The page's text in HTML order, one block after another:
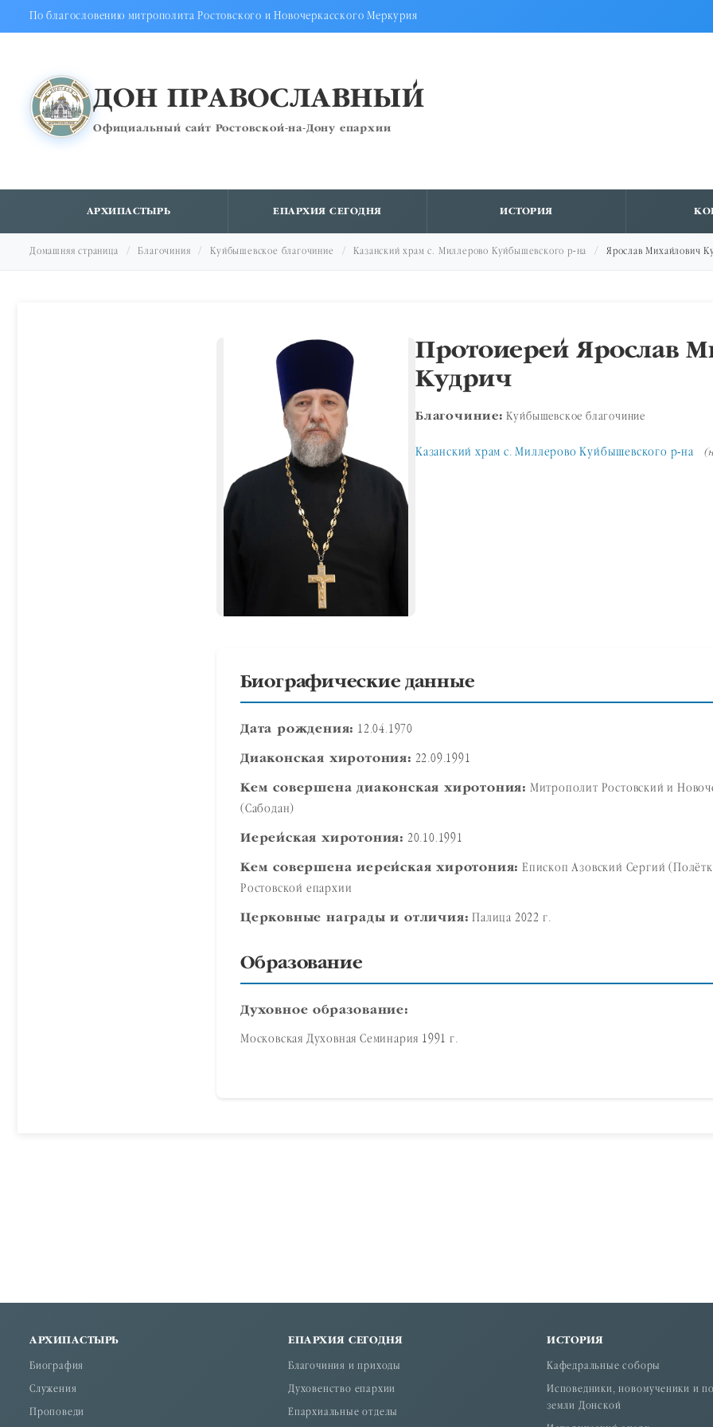
По благословению митрополита Ростовского и Новочеркасского Меркурия
ДОН ПРАВОСЛАВНЫЙ
Официальный сайт Ростовской-на-Дону епархии
АРХИПАСТЫРЬ ЕПАРХИЯ СЕГОДНЯ ИСТОРИЯ
Домашняя страница Благочиния Куйбышевское благочиние Казанский храм с. Миллерово Куйбышевского р-на Ярослав Михайлович
Протоиерей Ярослав
Кудрич
Благочиние: Куйбышевское благочиние
Казанский храм с. Миллерово Куйбышевского р-на
Биографические данные
Дата рождения: 12.04.1970
Диаконская хиротония: 22.09.1991
Кем совершена диаконская хиротония: Митрополит Ростовский и
(Сабодан)
Иерейская хиротония: 20.10.1991
Кем совершена иерейская хиротония: Епископ Азовский Сергий
Ростовской епархии
Церковные награды и отличия: Палица 2022 г.
Образование
Духовное образование:
Московская Духовная Семинария 1991 г.
АРХИПАСТЫРЬ
Биография
Служения
Проповеди
ЕПАРХИЯ СЕГОДНЯ
Благочиния и приходы
Духовенство епархии
Епархиальные отделы
ИСТОРИЯ
Кафедральные соборы
Исповедники, новомученики и
земли Донской